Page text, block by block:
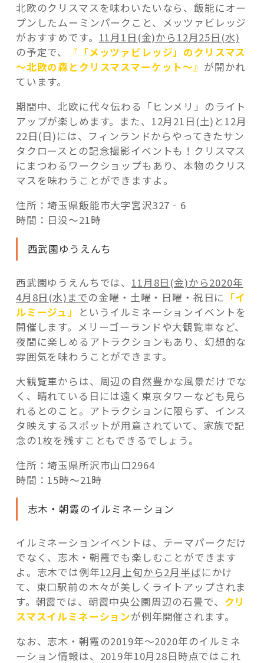
北欧のクリスマスを味わいたいなら、飯能にオー
プンしたムーミンパークこと、メッツァビレッジ
がおすすめです。 11月1日(金)から12月25日(水)
の予定で、
『「メッツァビレッジ」のクリスマス
～北欧の森とクリスマスマーケット～』 が開かれ
ています。
期間中、北欧に代々伝わる「ヒンメリ」のライト
アップが楽しめます。また、12月21日(土)と12月
22日(日)には、フィンランドからやってきたサン
タクロースとの記念撮影イベントも！クリスマス
にまつわるワークショップもあり、本物のクリス
マスを味わうことができますよ。
住所：埼玉県飯能市大字宮沢327‐6
時間：日没～21時
西武園ゆうえんち
西武園ゆうえんちでは、 11月8日(金)から2020年
4月8日(水)までの金曜・土曜・日曜・祝日に 「イ
ルミージュ」
というイルミネーションイベントを
開催します。メリーゴーランドや大観覧車など、
夜間に楽しめるアトラクションもあり、幻想的な
雰囲気を味わうことができます。
大観覧車からは、周辺の自然豊かな風景だけでな
く、晴れている日には遠く東京タワーなども見ら
れるとのこと。アトラクションに限らず、インス
タ映えするスポットが用意されていて、家族で記
念の1枚を残すこともできるでしょう。
住所：埼玉県所沢市山口2964
時間：15時～21時
志木・朝霞のイルミネーション
イルミネーションイベントは、テーマパークだけ
でなく、志木・朝霞でも楽しむことができます
よ。志木では例年12月上旬から2月半ばにかけ
て、東口駅前の木々が美しくライトアップされま
す。朝霞では、朝霞中央公園周辺の石畳で、 クリ
スマスイルミネーションが例年開催されます。
なお、志木・朝霞の2019年～2020年のイルミネ
ーション情報は、2019年10月28日時点ではこれ